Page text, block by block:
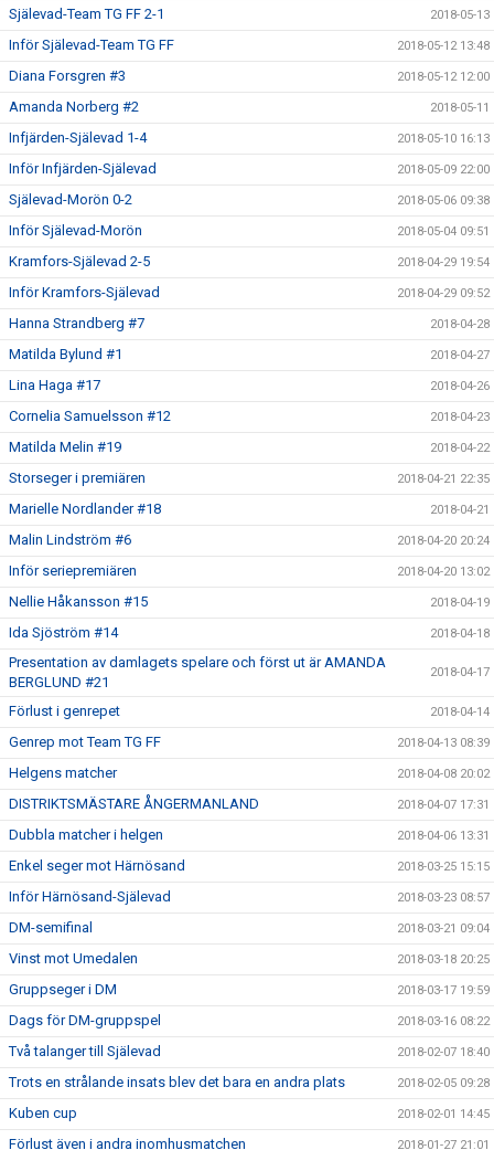
Själevad-Team TG FF 2-1 2018-05-13
Inför Själevad-Team TG FF 2018-05-12 13:48
Diana Forsgren #3 2018-05-12 12:00
Amanda Norberg #2 2018-05-11
Infjärden-Själevad 1-4 2018-05-10 16:13
Inför Infjärden-Själevad 2018-05-09 22:00
Själevad-Morön 0-2 2018-05-06 09:38
Inför Själevad-Morön 2018-05-04 09:51
Kramfors-Själevad 2-5 2018-04-29 19:54
Inför Kramfors-Själevad 2018-04-29 09:52
Hanna Strandberg #7 2018-04-28
Matilda Bylund #1 2018-04-27
Lina Haga #17 2018-04-26
Cornelia Samuelsson #12 2018-04-23
Matilda Melin #19 2018-04-22
Storseger i premiären 2018-04-21 22:35
Marielle Nordlander #18 2018-04-21
Malin Lindström #6 2018-04-20 20:24
Inför seriepremiären 2018-04-20 13:02
Nellie Håkansson #15 2018-04-19
Ida Sjöström #14 2018-04-18
Presentation av damlagets spelare och först ut är AMANDA
BERGLUND #21
2018-04-17
Förlust i genrepet 2018-04-14
Genrep mot Team TG FF 2018-04-13 08:39
Helgens matcher 2018-04-08 20:02
DISTRIKTSMÄSTARE ÅNGERMANLAND 2018-04-07 17:31
Dubbla matcher i helgen 2018-04-06 13:31
Enkel seger mot Härnösand 2018-03-25 15:15
Inför Härnösand-Själevad 2018-03-23 08:57
DM-semifinal 2018-03-21 09:04
Vinst mot Umedalen 2018-03-18 20:25
Gruppseger i DM 2018-03-17 19:59
Dags för DM-gruppspel 2018-03-16 08:22
Två talanger till Själevad 2018-02-07 18:40
Trots en strålande insats blev det bara en andra plats 2018-02-05 09:28
Kuben cup 2018-02-01 14:45
Förlust även i andra inomhusmatchen 2018-01-27 21:01